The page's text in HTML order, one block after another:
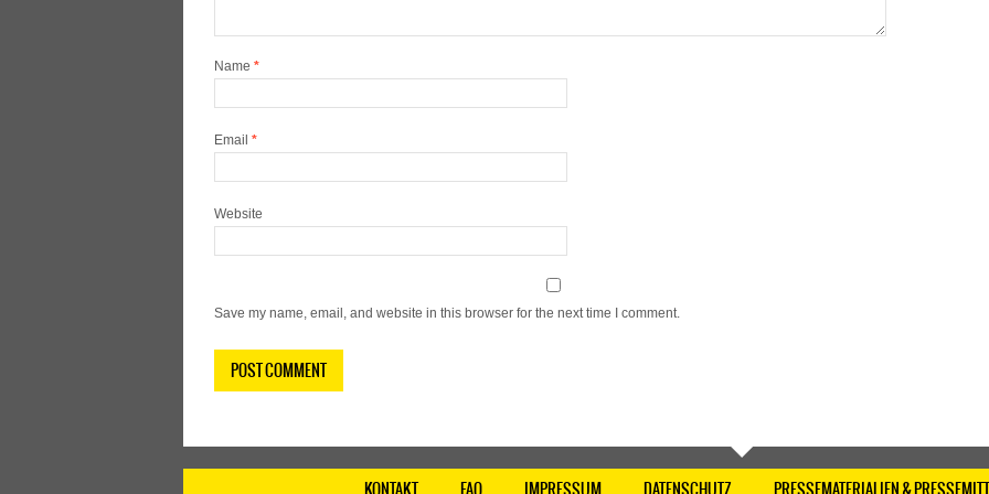
Name *
Email *
Website
Save my name, email, and website in this browser for the next time I comment.